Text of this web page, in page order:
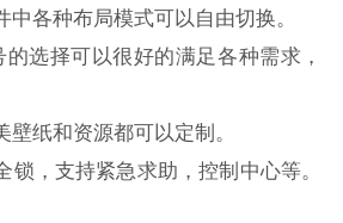
各种布局模式可以自由切换。
选择可以很好的满足各种需求，
纸和资源都可以定制。
锁，支持紧急求助，控制中心等。